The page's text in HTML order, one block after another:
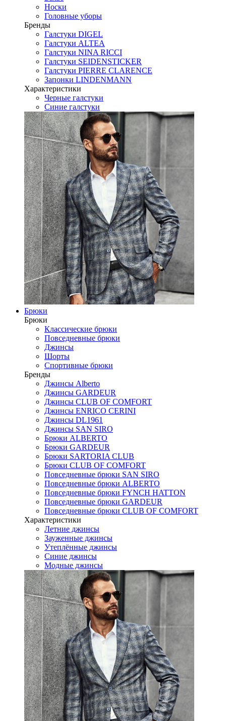
Носки
Головные уборы
Бренды
Галстуки DIGEL
Галстуки ALTEA
Галстуки NINA RICCI
Галстуки SEIDENSTICKER
Галстуки PIERRE CLARENCE
Запонки LINDENMANN
Характеристики
Черные галстуки
Синие галстуки
Брюки
Брюки
Классические брюки
Повседневные брюки
Джинсы
Шорты
Спортивные брюки
Бренды
Джинсы Alberto
Джинсы GARDEUR
Джинсы CLUB OF COMFORT
Джинсы ENRICO CERINI
Джинсы DL1961
Джинсы SAN SIRO
Брюки ALBERTO
Брюки GARDEUR
Брюки SARTORIA CLUB
Брюки CLUB OF COMFORT
Повседневные брюки SAN SIRO
Повседневные брюки ALBERTO
Повседневные брюки FYNCH HATTON
Повседневные брюки GARDEUR
Повседневные брюки CLUB OF COMFORT
Характеристики
Летние джинсы
Зауженные джинсы
Утеплённые джинсы
Синие джинсы
Модные джинсы